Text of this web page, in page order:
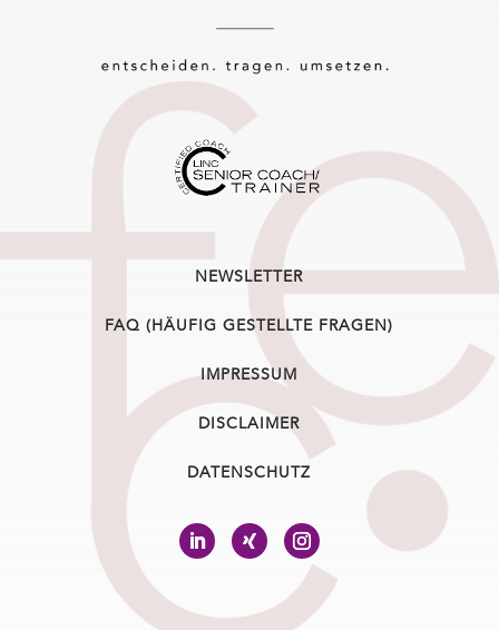
NEWSLETTER
FAQ (HÄUFIG GESTELLTE FRAGEN)
IMPRESSUM
DISCLAIMER
DATENSCHUTZ